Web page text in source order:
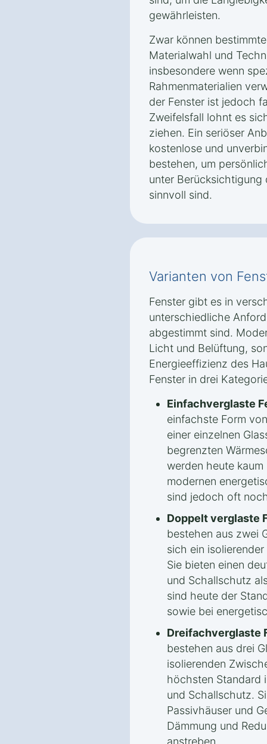
gewährleisten.
Zwar können
Materialwahl und
insbesondere wenn
Rahmenmaterialien
der Fenster ist jedoch
Zweifelsfall lohnt es
ziehen. Ein seriöser
kostenlose und
bestehen, um
unter Berücksichtigung
sinnvoll sind.
Varianten von
Fenster gibt es in
unterschiedliche
abgestimmt sind.
Licht und Belüftung,
Energieeffizienz des
Fenster in drei
Einfachverglaste
einfachste Form
einer einzelnen
begrenzten
werden heute
modernen
sind jedoch oft
Doppelt verglaste
bestehen aus zwei
sich ein
Sie bieten einen
und Schallschutz
sind heute der
sowie bei
Dreifachverglaste
bestehen aus drei
isolierenden
höchsten Standard
und Schallschutz.
Passivhäuser und
Dämmung und
anstreben.